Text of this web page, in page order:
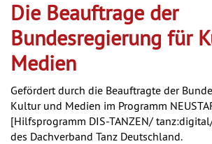
Die Beauftrage der
Bundesregierung für
Medien
Gefördert durch die Beauftragte der
Kultur und Medien im Programm
[Hilfsprogramm DIS-TANZEN/
des Dachverband Tanz Deutschland.